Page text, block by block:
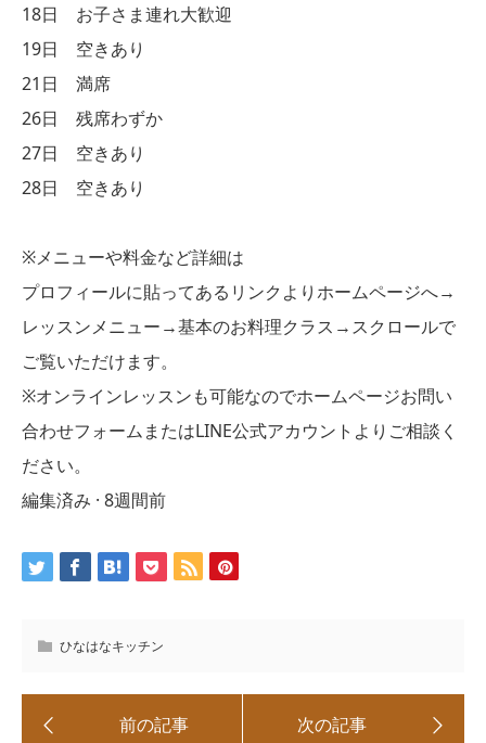
18日 お子さま連れ大歓迎
19日 空きあり
21日 満席
26日 残席わずか
27日 空きあり
28日 空きあり
※メニューや料金など詳細は
プロフィールに貼ってあるリンクよりホームページへ→
レッスンメニュー→基本のお料理クラス→スクロールで
ご覧いただけます。
※オンラインレッスンも可能なのでホームページお問い
合わせフォームまたはLINE公式アカウントよりご相談く
ださい。
編集済み · 8週間前
ひなはなキッチン